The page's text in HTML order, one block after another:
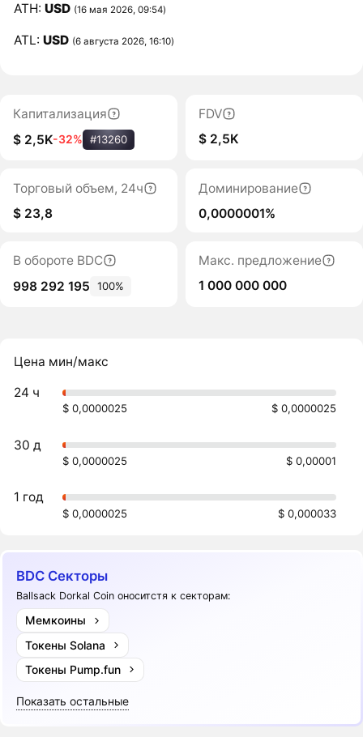
ATH:USD (16 мая 2026, 09:54)
ATL:USD (6 августа 2026, 16:10)
Капитализация
$ 2,5K-32% #13260
FDV
$ 2,5K
Торговый объем, 24ч
$ 23,8
Доминирование
0,0000001%
В обороте BDC
998 292 195
100%
Макс. предложение
1 000 000 000
Цена мин/макс
24 ч
$ 0,0000025 $ 0,0000025
30 д
$ 0,0000025 $ 0,00001
1 год
$ 0,0000025 $ 0,000033
BDC Секторы
Ballsack Dorkal Coin оноситстя к секторам:
Мемкоины
Токены Solana
Токены Pump.fun
Показать остальные